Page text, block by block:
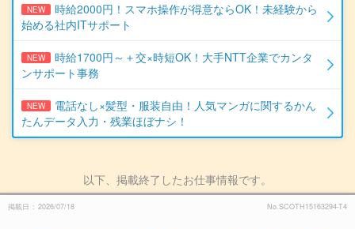
NEW
時給2000円！スマホ操作が得意ならOK！未経験から
始める社内ITサポート
NEW
時給1700円～＋交×時短OK！大手NTT企業でカンタ
ンサポート事務
NEW
電話なし×髪型・服装自由！人気マンガに関するかん
たんデータ入力・残業ほぼナシ！
以下、掲載終了したお仕事情報です。
掲載日 2026/07/18 No.SCOTH15163294-T4